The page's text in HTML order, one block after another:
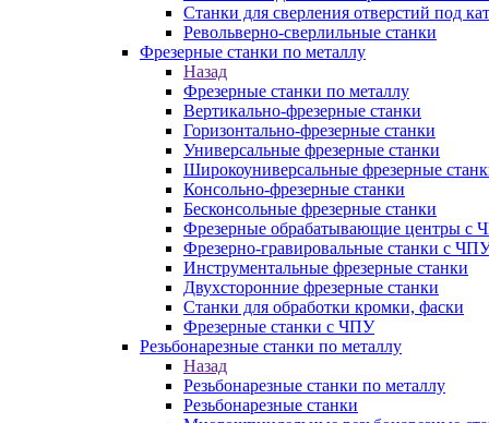
Станки для сверления отверстий под
Револьверно-сверлильные станки
Фрезерные станки по металлу
Назад
Фрезерные станки по металлу
Вертикально-фрезерные станки
Горизонтально-фрезерные станки
Универсальные фрезерные станки
Широкоуниверсальные фрезерные
Консольно-фрезерные станки
Бесконсольные фрезерные станки
Фрезерные обрабатывающие центры с
Фрезерно-гравировальные станки с
Инструментальные фрезерные станки
Двухсторонние фрезерные станки
Станки для обработки кромки, фаски
Фрезерные станки с ЧПУ
Резьбонарезные станки по металлу
Назад
Резьбонарезные станки по металлу
Резьбонарезные станки